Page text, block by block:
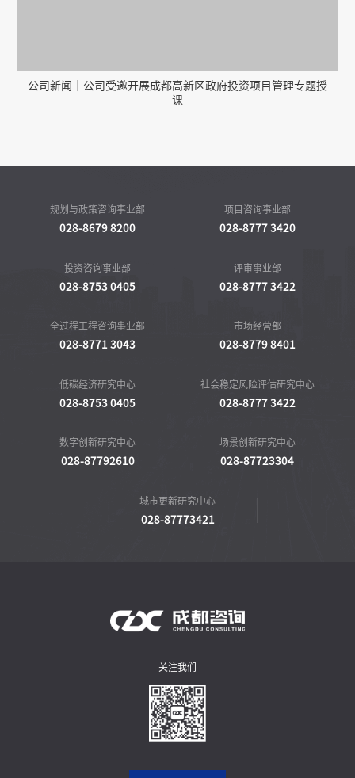
公司新闻｜公司受邀开展成都高新区政府投资项目管理专题授
课
规划与政策咨询事业部
028-8679 8200
项目咨询事业部
028-8777 3420
投资咨询事业部
028-8753 0405
评审事业部
028-8777 3422
全过程工程咨询事业部
028-8771 3043
市场经营部
028-8779 8401
低碳经济研究中心
028-8753 0405
社会稳定风险评估研究中心
028-8777 3422
数字创新研究中心
028-87792610
场景创新研究中心
028-87723304
城市更新研究中心
028-87773421
关注我们